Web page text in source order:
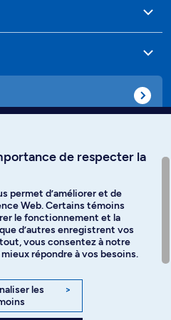
Instagram
YouTube
de respecter la
permet d’améliorer et de
Web. Certains témoins
le fonctionnement et la
d’autres enregistrent vos
vous consentez à notre
répondre à vos besoins.
les
>